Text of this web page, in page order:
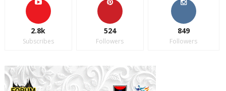
2.8k
Subscribes
524
Followers
849
Followers